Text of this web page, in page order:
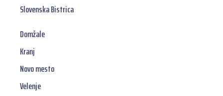
Slovenska Bistrica
Domžale
Kranj
Novo mesto
Velenje